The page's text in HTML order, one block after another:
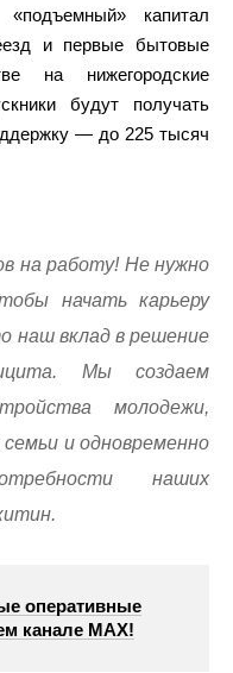
капитал
и первые бытовые
на нижегородские
будут получать
— до 225 тысяч
на работу! Не нужно
начать карьеру
наш вклад в решение
Мы создаем
молодежи,
и одновременно
наших
оперативные
канале МАХ!